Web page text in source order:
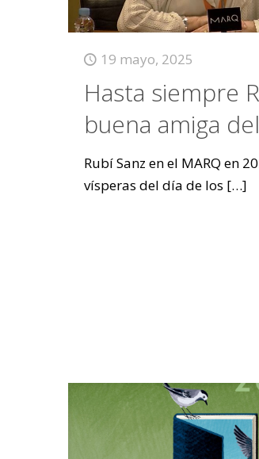
19 mayo, 2025
Hasta siempre
buena amiga
Rubí Sanz en el MARQ en
vísperas del día de los […]